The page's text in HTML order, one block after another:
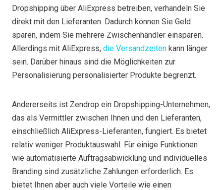
Dropshipping über AliExpress betreiben, verhandeln Sie
direkt mit den Lieferanten. Dadurch können Sie Geld
sparen, indem Sie mehrere Zwischenhändler einsparen.
Allerdings mit AliExpress, die Versandzeiten kann länger
sein. Darüber hinaus sind die Möglichkeiten zur
Personalisierung personalisierter Produkte begrenzt.
Andererseits ist Zendrop ein Dropshipping-Unternehmen,
das als Vermittler zwischen Ihnen und den Lieferanten,
einschließlich AliExpress-Lieferanten, fungiert. Es bietet
relativ weniger Produktauswahl. Für einige Funktionen
wie automatisierte Auftragsabwicklung und individuelles
Branding sind zusätzliche Zahlungen erforderlich. Es
bietet Ihnen aber auch viele Vorteile wie einen